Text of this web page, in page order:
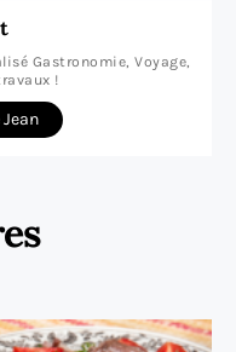
Gastronomie, Voyage,
!